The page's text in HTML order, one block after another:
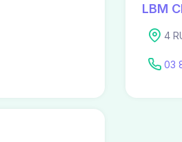
LBM
4
03